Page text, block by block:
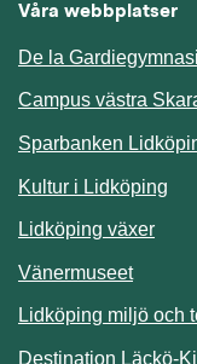
Våra webbplatser
De la
Campus västra
Sparbanken
Kultur i Lidköping
Lidköping växer
Vänermuseet
Lidköping miljö och
Destination Läckö-